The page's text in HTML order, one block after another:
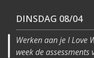
DINSDAG 08/04
Werken aan je I Love
week de assessments